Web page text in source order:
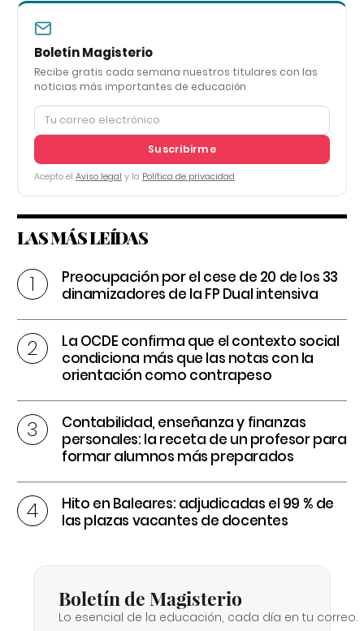
Boletín Magisterio
Recibe gratis cada semana nuestros titulares con las
noticias más importantes de educación
Suscribirme
Acepto el Aviso legal y la Política de privacidad
LAS MÁS LEÍDAS
Preocupación por el cese de 20 de los 33
dinamizadores de la FP Dual intensiva
La OCDE confirma que el contexto social
condiciona más que las notas con la
orientación como contrapeso
Contabilidad, enseñanza y finanzas
personales: la receta de un profesor para
formar alumnos más preparados
Hito en Baleares: adjudicadas el 99 % de
las plazas vacantes de docentes
Boletín de Magisterio
Lo esencial de la educación, cada día en tu correo.